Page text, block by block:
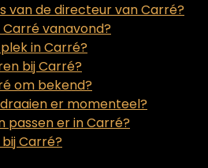
van de directeur van Carré?
vanavond?
in Carré?
bij Carré?
om bekend?
er momenteel?
passen er in Carré?
Carré?